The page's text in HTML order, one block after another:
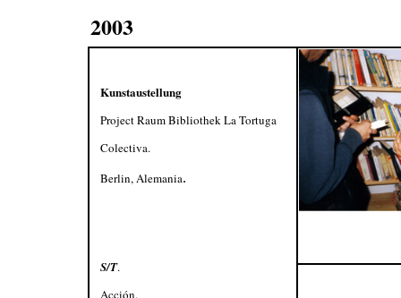
2003
Kunstaustellung
Project Raum Bibliothek La Tortuga
Colectiva.
Berlin, Alemania.
S/T.
Acción.